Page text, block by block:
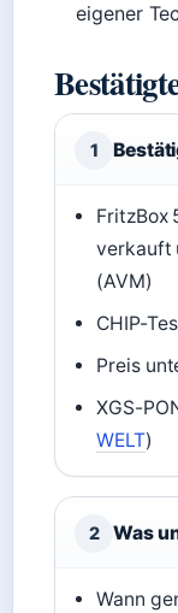
eigener
1
FritzBox
verkauft
(AVM)
CHIP-
Preis
XGS-
WELT)
2 Was
Wann